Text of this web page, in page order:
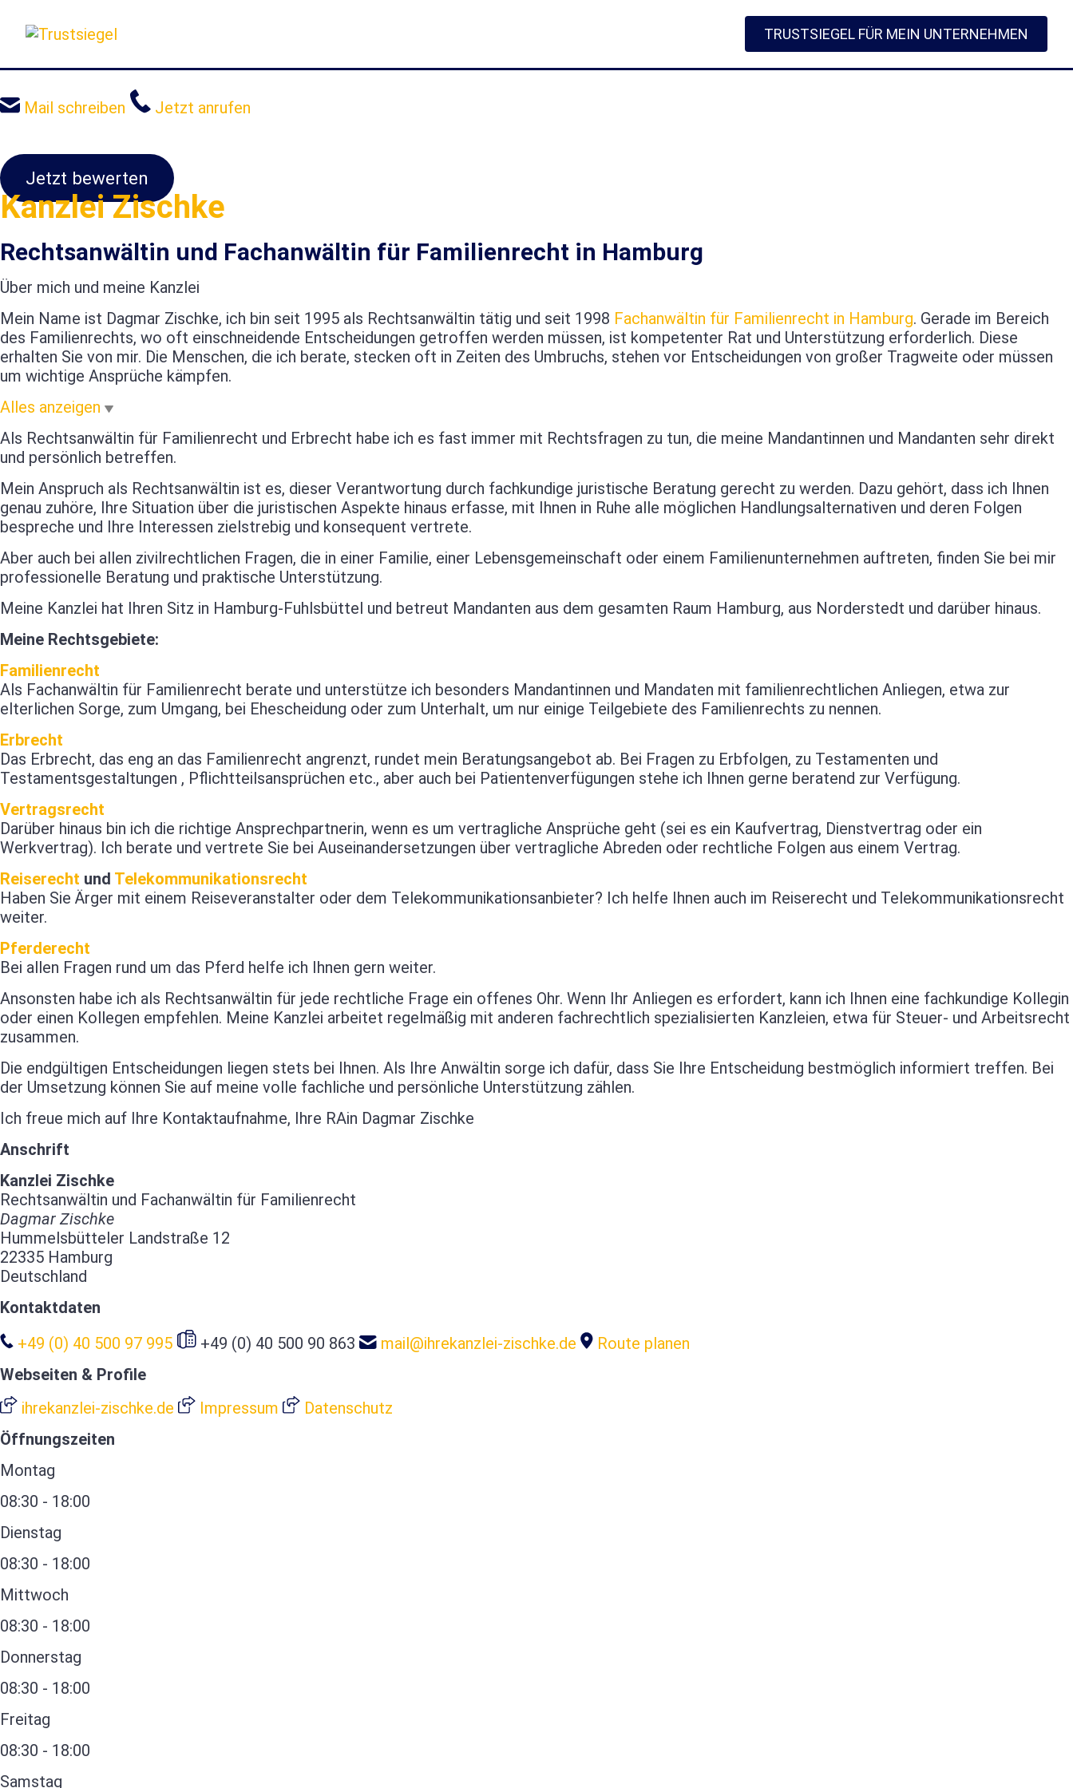
zum
TRUSTSIEGEL FÜR MEIN UNTERNEHMEN
Mail schreiben Jetzt anrufen
Jetzt bewerten
Kanzlei Zischke
Rechtsanwältin und Fachanwältin für Familienrecht in Hamburg
Über mich und meine Kanzlei
Mein Name ist Dagmar Zischke, ich bin seit 1995 als Rechtsanwältin tätig und seit 1998 Fachanwältin für Familienrecht in Hamburg. Gerade im Bereich
des Familienrechts, wo oft einschneidende Entscheidungen getroffen werden müssen, ist kompetenter Rat und Unterstützung erforderlich. Diese
erhalten Sie von mir. Die Menschen, die ich berate, stecken oft in Zeiten des Umbruchs, stehen vor Entscheidungen von großer Tragweite oder müssen
um wichtige Ansprüche kämpfen.
Alles anzeigen
Als Rechtsanwältin für Familienrecht und Erbrecht habe ich es fast immer mit Rechtsfragen zu tun, die meine Mandantinnen und Mandanten sehr direkt
und persönlich betreffen.
Mein Anspruch als Rechtsanwältin ist es, dieser Verantwortung durch fachkundige juristische Beratung gerecht zu werden. Dazu gehört, dass ich Ihnen
genau zuhöre, Ihre Situation über die juristischen Aspekte hinaus erfasse, mit Ihnen in Ruhe alle möglichen Handlungsalternativen und deren Folgen
bespreche und Ihre Interessen zielstrebig und konsequent vertrete.
Aber auch bei allen zivilrechtlichen Fragen, die in einer Familie, einer Lebensgemeinschaft oder einem Familienunternehmen auftreten, finden Sie bei mir
professionelle Beratung und praktische Unterstützung.
Meine Kanzlei hat Ihren Sitz in Hamburg-Fuhlsbüttel und betreut Mandanten aus dem gesamten Raum Hamburg, aus Norderstedt und darüber hinaus.
Meine Rechtsgebiete:
Familienrecht
Als Fachanwältin für Familienrecht berate und unterstütze ich besonders Mandantinnen und Mandaten mit familienrechtlichen Anliegen, etwa zur
elterlichen Sorge, zum Umgang, bei Ehescheidung oder zum Unterhalt, um nur einige Teilgebiete des Familienrechts zu nennen.
Erbrecht
Das Erbrecht, das eng an das Familienrecht angrenzt, rundet mein Beratungsangebot ab. Bei Fragen zu Erbfolgen, zu Testamenten und
Testamentsgestaltungen , Pflichtteilsansprüchen etc., aber auch bei Patientenverfügungen stehe ich Ihnen gerne beratend zur Verfügung.
Vertragsrecht
Darüber hinaus bin ich die richtige Ansprechpartnerin, wenn es um vertragliche Ansprüche geht (sei es ein Kaufvertrag, Dienstvertrag oder ein
Werkvertrag). Ich berate und vertrete Sie bei Auseinandersetzungen über vertragliche Abreden oder rechtliche Folgen aus einem Vertrag.
Reiserecht und Telekommunikationsrecht
Haben Sie Ärger mit einem Reiseveranstalter oder dem Telekommunikationsanbieter? Ich helfe Ihnen auch im Reiserecht und Telekommunikationsrecht
weiter.
Pferderecht
Bei allen Fragen rund um das Pferd helfe ich Ihnen gern weiter.
Ansonsten habe ich als Rechtsanwältin für jede rechtliche Frage ein offenes Ohr. Wenn Ihr Anliegen es erfordert, kann ich Ihnen eine fachkundige Kollegin
oder einen Kollegen empfehlen. Meine Kanzlei arbeitet regelmäßig mit anderen fachrechtlich spezialisierten Kanzleien, etwa für Steuer- und Arbeitsrecht
zusammen.
Die endgültigen Entscheidungen liegen stets bei Ihnen. Als Ihre Anwältin sorge ich dafür, dass Sie Ihre Entscheidung bestmöglich informiert treffen. Bei
der Umsetzung können Sie auf meine volle fachliche und persönliche Unterstützung zählen.
Ich freue mich auf Ihre Kontaktaufnahme, Ihre RAin Dagmar Zischke
Anschrift
Kanzlei Zischke
Rechtsanwältin und Fachanwältin für Familienrecht
Dagmar Zischke
Hummelsbütteler Landstraße 12
22335 Hamburg
Deutschland
Kontaktdaten
+49 (0) 40 500 97 995
+49 (0) 40 500 90 863 mail@ihrekanzlei-zischke.de
Route planen
Webseiten & Profile
ihrekanzlei-zischke.de
Impressum
Datenschutz
Öffnungszeiten
Montag
08:30 - 18:00
Dienstag
08:30 - 18:00
Mittwoch
08:30 - 18:00
Donnerstag
08:30 - 18:00
Freitag
08:30 - 18:00
Samstag